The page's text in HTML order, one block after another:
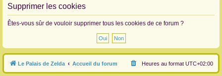
h
h
Supprimer les cookies
Êtes-vous sûr de vouloir supprimer tous les cookies de ce forum ?
Le Palais de Zelda Accueil du forum Heures au format UTC+02:00